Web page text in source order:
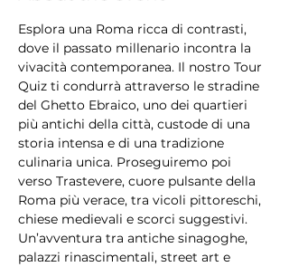
Esplora una Roma ricca di contrasti,
dove il passato millenario incontra la
vivacità contemporanea. Il nostro Tour
Quiz ti condurrà attraverso le stradine
del Ghetto Ebraico, uno dei quartieri
più antichi della città, custode di una
storia intensa e di una tradizione
culinaria unica. Proseguiremo poi
verso Trastevere, cuore pulsante della
Roma più verace, tra vicoli pittoreschi,
chiese medievali e scorci suggestivi.
Un’avventura tra antiche sinagoghe,
palazzi rinascimentali, street art e